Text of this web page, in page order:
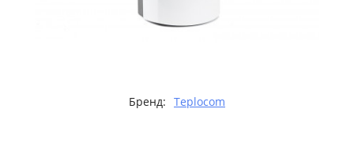
Бренд: Teplocom